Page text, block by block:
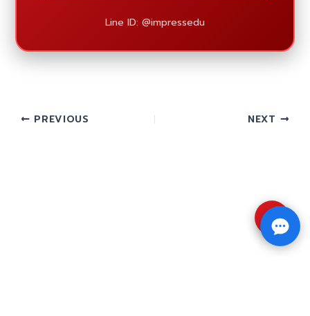
Line ID: @impressedu
PREVIOUS NEXT
⇧